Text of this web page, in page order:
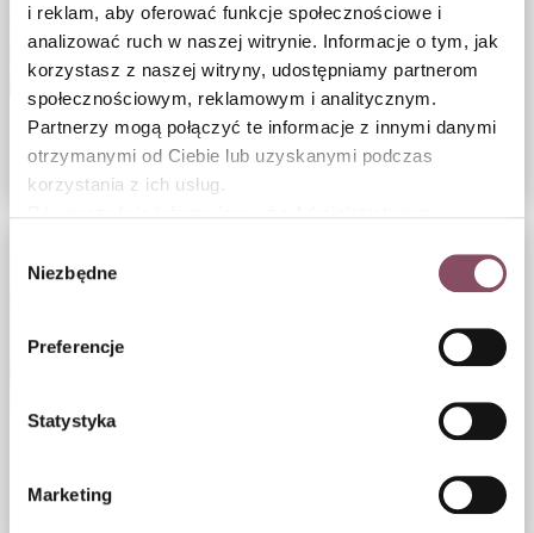
i reklam, aby oferować funkcje społecznościowe i
analizować ruch w naszej witrynie. Informacje o tym, jak
korzystasz z naszej witryny, udostępniamy partnerom
społecznościowym, reklamowym i analitycznym.
Partnerzy mogą połączyć te informacje z innymi danymi
otrzymanymi od Ciebie lub uzyskanymi podczas
korzystania z ich usług.
Gdańsk (80-339) adres: Dickmana 14/15 więcej
informacji o przetwarzaniu danych osobowych oraz
Polityce
prywatności.
zgody
Niezbędne
Preferencje
Statystyka
Marketing
Ryż zapiekany
z jabłkami
Jabłka pod kruszonką
z jabłkami